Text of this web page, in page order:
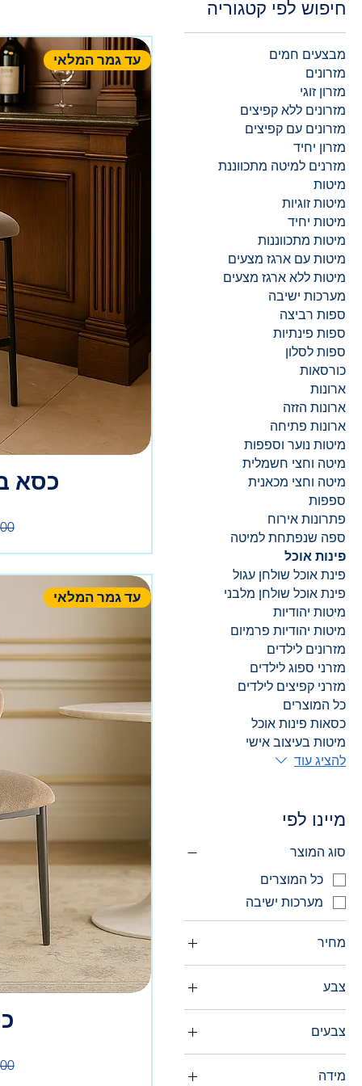
חיפוש לפי קטגוריה
מבצעים חמים
מזרונים
מזרון זוגי
מזרונים ללא קפיצים
מזרונים עם קפיצים
מזרון יחיד
מזרנים למיטה מתכווננת
מיטות
מיטות זוגיות
מיטות יחיד
מיטות מתכווננות
מיטות עם ארגז מצעים
מיטות ללא ארגז מצעים
מערכות ישיבה
ספות רביצה
ספות פינתיות
ספות לסלון
כורסאות
ארונות
ארונות הזזה
ארונות פתיחה
מיטות נוער וספפות
מיטה וחצי חשמלית
מיטה וחצי מכאנית
ספפות
פתרונות אירוח
ספה שנפתחת למיטה
פינות אוכל
פינת אוכל שולחן עגול
פינת אוכל שולחן מלבני
מיטות יהודיות
מיטות יהודיות פרמיום
מזרונים לילדים
מזרני ספוג לילדים
מזרני קפיצים לילדים
כל המוצרים
כסאות פינות אוכל
מיטות בעיצוב אישי
להציג עוד
מיינו לפי
סוג המוצר
כל המוצרים
מערכות ישיבה
מחיר
צבע
צבעים
מידה
עד גמר המלאי
כסא
‏799.00 ‏₪
עד גמר המלאי
‏599.00 ‏₪